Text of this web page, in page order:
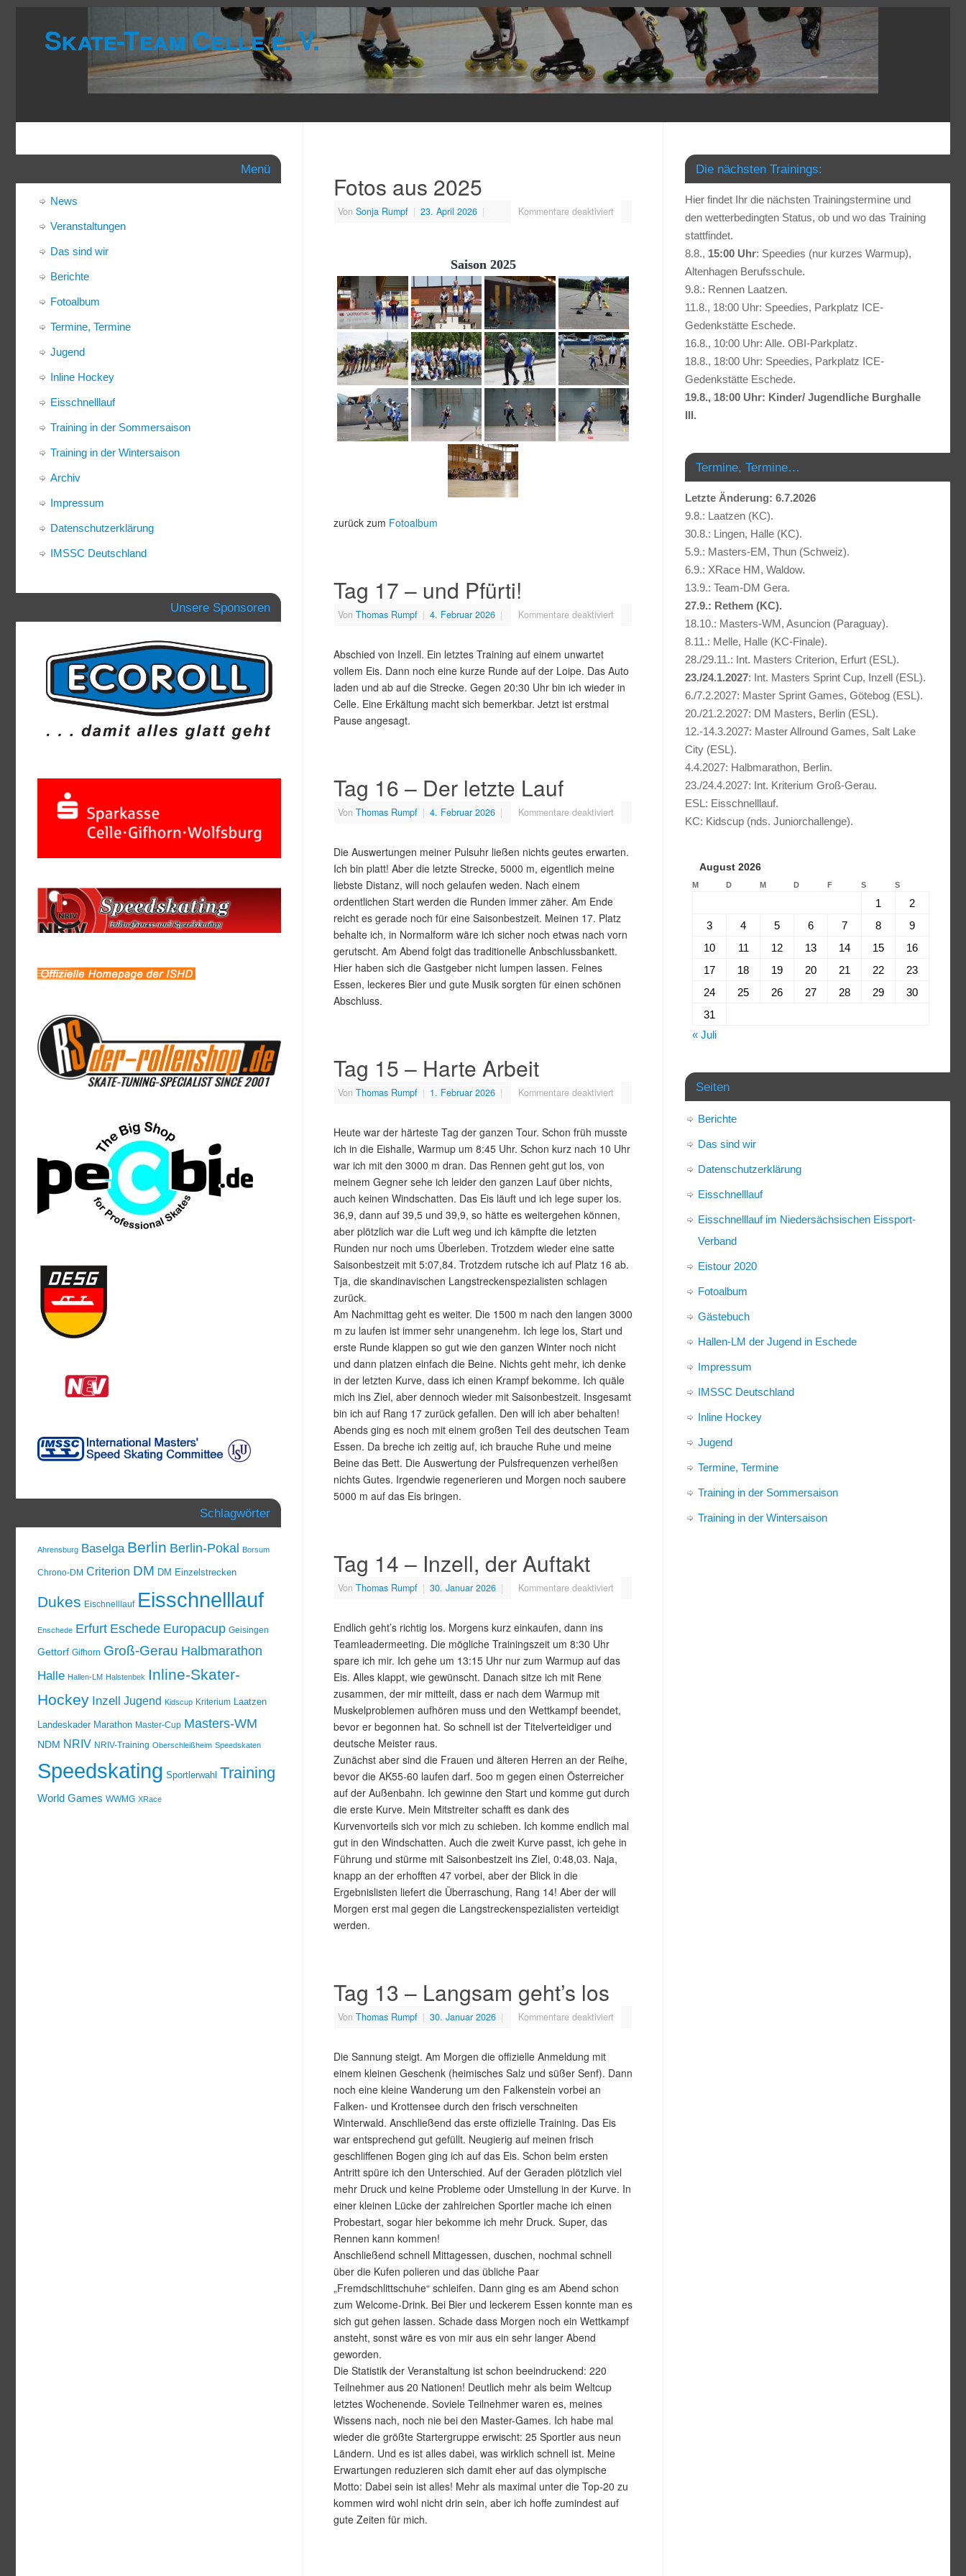
Skate-Team Celle e. V.
Fotos aus 2025
Von Sonja Rumpf | 23. April 2026 | Kommentare deaktiviert
Saison 2025
zurück zum Fotoalbum
Tag 17 – und Pfürti!
Von Thomas Rumpf | 4. Februar 2026 | Kommentare deaktiviert
Abschied von Inzell. Ein letztes Training auf einem unwartet
vollem Eis. Dann noch eine kurze Runde auf der Loipe. Das Auto
laden und ab auf die Strecke. Gegen 20:30 Uhr bin ich wieder in
Celle. Eine Erkältung macht sich bemerkbar. Jetzt ist erstmal
Pause angesagt.
Tag 16 – Der letzte Lauf
Von Thomas Rumpf | 4. Februar 2026 | Kommentare deaktiviert
Die Auswertungen meiner Pulsuhr ließen nichts geutes erwarten.
Ich bin platt! Aber die letzte Strecke, 5000 m, eigentlich meine
liebste Distanz, will noch gelaufen weden. Nach einem
ordentlichen Start werden die Runden immer zäher. Am Ende
reicht es gerade noch für eine Saisonbestzeit. Meinen 17. Platz
behalte ich, in Normalform wäre ich sicher noch etwas nach vorn
gerutscht. Am Abend folgt das traditionelle Anbschlussbankett.
Hier haben sich die Gastgeber nicht lumpen lassen. Feines
Essen, leckeres Bier und gute Musik sorgten für einen schönen
Abschluss.
Tag 15 – Harte Arbeit
Von Thomas Rumpf | 1. Februar 2026 | Kommentare deaktiviert
Heute war der härteste Tag der ganzen Tour. Schon früh musste
ich in die Eishalle, Warmup um 8:45 Uhr. Schon kurz nach 10 Uhr
war ich mit den 3000 m dran. Das Rennen geht gut los, von
meinem Gegner sehe ich leider den ganzen Lauf über nichts,
auch keinen Windschatten. Das Eis läuft und ich lege super los.
36,9, dann auf 39,5 und 39,9, so hätte es weitergehen können,
aber plötzlich war die Luft weg und ich kämpfte die letzten
Runden nur noch ums Überleben. Trotzdem wieder eine satte
Saisonbestzeit mit 5:07,84. Trotzdem rutsche ich auf Platz 16 ab.
Tja, die skandinavischen Langstreckenspezialisten schlagen
zurück.
Am Nachmittag geht es weiter. Die 1500 m nach den langen 3000
m zu laufen ist immer sehr unangenehm. Ich lege los, Start und
erste Runde klappen so gut wie den ganzen Winter noch nicht
und dann platzen einfach die Beine. Nichts geht mehr, ich denke
in der letzten Kurve, dass ich einen Krampf bekomme. Ich quäle
mich ins Ziel, aber dennoch wieder mit Saisonbestzeit. Insgesamt
bin ich auf Rang 17 zurück gefallen. Den will ich aber behalten!
Abends ging es noch mit einem großen Teil des deutschen Team
Essen. Da breche ich zeitig auf, ich brauche Ruhe und meine
Beine das Bett. Die Auswertung der Pulsfrequenzen verheißen
nichts Gutes. Irgendwie regenerieren und Morgen noch saubere
5000 m auf das Eis bringen.
Tag 14 – Inzell, der Auftakt
Von Thomas Rumpf | 30. Januar 2026 | Kommentare deaktiviert
Endlich geht’s richtig los. Morgens kurz einkaufen, dann ins
Teamleadermeeting. Die mögliche Trainingszeit um 8:30 Uhr
spare ich mir. Ich gehe um 13:15 Uhr nur zum Warmup auf das
Eis. Alles klappt, wie gewünscht. Danach sitze ich mit Rene
zusammen, der mir mitteilt, dass er nach dem Warmup mit
Muskelproblemen aufhören muss und den Wettkampf beendet,
bevor er begonnen hat. So schnell ist der Titelverteidiger und
deutsche Meister raus.
Zunächst aber sind die Frauen und älteren Herren an der Reihe,
bevor die AK55-60 laufen darf. 5oo m gegen einen Österreicher
auf der Außenbahn. Ich gewinne den Start und komme gut durch
die erste Kurve. Mein Mitstreiter schafft es dank des
Kurvenvorteils sich vor mich zu schieben. Ich komme endlich mal
gut in den Windschatten. Auch die zweit Kurve passt, ich gehe in
Führung und stürme mit Saisonbestzeit ins Ziel, 0:48,03. Naja,
knapp an der erhofften 47 vorbei, aber der Blick in die
Ergebnislisten liefert die Überraschung, Rang 14! Aber der will
Morgen erst mal gegen die Langstreckenspezialisten verteidigt
werden.
Tag 13 – Langsam geht’s los
Von Thomas Rumpf | 30. Januar 2026 | Kommentare deaktiviert
Die Sannung steigt. Am Morgen die offizielle Anmeldung mit
einem kleinen Geschenk (heimisches Salz und süßer Senf). Dann
noch eine kleine Wanderung um den Falkenstein vorbei an
Falken- und Krottensee durch den frisch verschneiten
Winterwald. Anschließend das erste offizielle Training. Das Eis
war entsprechend gut gefüllt. Neugierig auf meinen frisch
geschliffenen Bogen ging ich auf das Eis. Schon beim ersten
Antritt spüre ich den Unterschied. Auf der Geraden plötzlich viel
mehr Druck und keine Probleme oder Umstellung in der Kurve. In
einer kleinen Lücke der zahlreichen Sportler mache ich einen
Probestart, sogar hier bekomme ich mehr Druck. Super, das
Rennen kann kommen!
Anschließend schnell Mittagessen, duschen, nochmal schnell
über die Kufen polieren und das übliche Paar
„Fremdschlittschuhe“ schleifen. Dann ging es am Abend schon
zum Welcome-Drink. Bei Bier und leckerem Essen konnte man es
sich gut gehen lassen. Schade dass Morgen noch ein Wettkampf
ansteht, sonst wäre es von mir aus ein sehr langer Abend
geworden.
Die Statistik der Veranstaltung ist schon beeindruckend: 220
Teilnehmer aus 20 Nationen! Deutlich mehr als beim Weltcup
letztes Wochenende. Soviele Teilnehmer waren es, meines
Wissens nach, noch nie bei den Master-Games. Ich habe mal
wieder die größte Startergruppe erwischt: 25 Sportler aus neun
Ländern. Und es ist alles dabei, was wirklich schnell ist. Meine
Erwartungen reduzieren sich damit eher auf das olympische
Motto: Dabei sein ist alles! Mehr als maximal unter die Top-20 zu
kommen wird wohl nicht drin sein, aber ich hoffe zumindest auf
gute Zeiten für mich.
Menü
News
Veranstaltungen
Das sind wir
Berichte
Fotoalbum
Termine, Termine
Jugend
Inline Hockey
Eisschnelllauf
Training in der Sommersaison
Training in der Wintersaison
Archiv
Impressum
Datenschutzerklärung
IMSSC Deutschland
Unsere Sponsoren
Schlagwörter
Ahrensburg Baselga Berlin Berlin-Pokal Borsum
Chrono-DM Criterion DM DM Einzelstrecken
Dukes Eischnelllauf Eisschnelllauf
Enschede Erfurt Eschede Europacup Geisingen
Gettorf Gifhorn Groß-Gerau Halbmarathon
Halle Hallen-LM Halstenbek Inline-Skater-
Hockey Inzell Jugend Kidscup Kriterium Laatzen
Landeskader Marathon Master-Cup Masters-WM
NDM NRIV NRIV-Training Oberschleißheim Speedskaten
Speedskating Sportlerwahl Training
World Games WWMG XRace
Die nächsten Trainings:
Hier findet Ihr die nächsten Trainingstermine und
den wetterbedingten Status, ob und wo das Training
stattfindet.
8.8., 15:00 Uhr: Speedies (nur kurzes Warmup),
Altenhagen Berufsschule.
9.8.: Rennen Laatzen.
11.8., 18:00 Uhr: Speedies, Parkplatz ICE-
Gedenkstätte Eschede.
16.8., 10:00 Uhr: Alle. OBI-Parkplatz.
18.8., 18:00 Uhr: Speedies, Parkplatz ICE-
Gedenkstätte Eschede.
19.8., 18:00 Uhr: Kinder/ Jugendliche Burghalle
III.
Termine, Termine…
Letzte Änderung: 6.7.2026
9.8.: Laatzen (KC).
30.8.: Lingen, Halle (KC).
5.9.: Masters-EM, Thun (Schweiz).
6.9.: XRace HM, Waldow.
13.9.: Team-DM Gera.
27.9.: Rethem (KC).
18.10.: Masters-WM, Asuncion (Paraguay).
8.11.: Melle, Halle (KC-Finale).
28./29.11.: Int. Masters Criterion, Erfurt (ESL).
23./24.1.2027: Int. Masters Sprint Cup, Inzell (ESL).
6./7.2.2027: Master Sprint Games, Götebog (ESL).
20./21.2.2027: DM Masters, Berlin (ESL).
12.-14.3.2027: Master Allround Games, Salt Lake
City (ESL).
4.4.2027: Halbmarathon, Berlin.
23./24.4.2027: Int. Kriterium Groß-Gerau.
ESL: Eisschnelllauf.
KC: Kidscup (nds. Juniorchallenge).
August 2026
M D M D F S S
1
2
3
4 5 6 7 8
9
10
11 12 13 14 15
16
17
18 19 20 21 22
23
24
25 26 27 28 29
30
31
« Juli
Seiten
Berichte
Das sind wir
Datenschutzerklärung
Eisschnelllauf
Eisschnelllauf im Niedersächsischen Eissport-
Verband
Eistour 2020
Fotoalbum
Gästebuch
Hallen-LM der Jugend in Eschede
Impressum
IMSSC Deutschland
Inline Hockey
Jugend
Termine, Termine
Training in der Sommersaison
Training in der Wintersaison